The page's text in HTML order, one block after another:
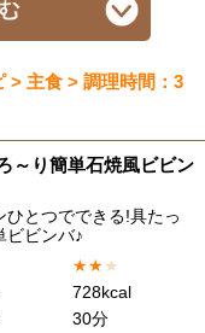
> 主食 > 調理時間：3
～り簡単石焼風ビビン
ひとつでできる!具たっ
ビビンバ♪
★★★
728kcal
30分